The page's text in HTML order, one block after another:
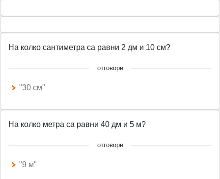
s
l
На колко сантиметра са равни 2 дм и 10 см?
отговори
"30 см"
На колко метра са равни 40 дм и 5 м?
отговори
"9 м"